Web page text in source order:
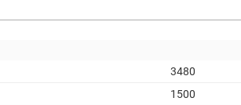
3480
1500